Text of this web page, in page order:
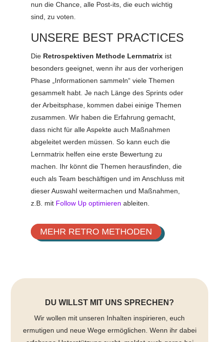
nun die Chance, alle Post-its, die euch wichtig
sind, zu voten.
UNSERE BEST PRACTICES
Die Retrospektiven Methode Lernmatrixist
besonders geeignet, wenn ihr aus der vorherigen
Phase „Informationen sammeln“ viele Themen
gesammelt habt. Je nach Länge des Sprints oder
der Arbeitsphase, kommen dabei einige Themen
zusammen. Wir haben die Erfahrung gemacht,
dass nicht für alle Aspekte auch Maßnahmen
abgeleitet werden müssen. So kann euch die
Lernmatrix helfen eine erste Bewertung zu
machen. Ihr könnt die Themen herausfinden, die
euch als Team beschäftigen und im Anschluss mit
dieser Auswahl weitermachen und Maßnahmen,
z.B. mit Follow Up optimieren ableiten.
MEHR RETRO METHODEN
DU WILLST MIT UNS SPRECHEN?
Wir wollen mit unseren Inhalten inspirieren, euch
ermutigen und neue Wege ermöglichen. Wenn ihr dabei